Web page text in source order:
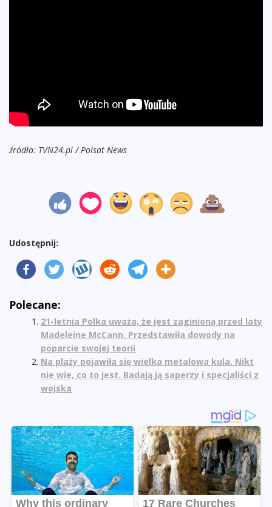
źródło: TVN24.pl / Polsat News
Udostępnij:
Polecane:
21-letnia Polka uważa, że jest zaginioną przed laty
Madeleine McCann. Przedstawiła dowody na
poparcie swojej teorii
Na plaży pojawiła się wielka metalowa kula. Nikt
nie wie, co to jest. Badają ją saperzy i specjaliści z
wojska